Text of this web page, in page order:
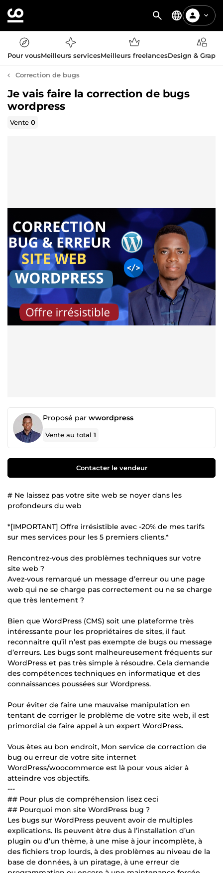
Pour vousMeilleurs servicesMeilleurs freelancesDesign &
Correction de bugs
Je vais faire la correction de bugs
wordpress
Vente0
Proposé par wwordpress
Vente au total1
Contacter le vendeur
# Ne laissez pas votre site web se noyer dans les
profondeurs du web
*[IMPORTANT] Offre irrésistible avec -20% de mes tarifs
sur mes services pour les 5 premiers clients.*
Rencontrez-vous des problèmes techniques sur votre
site web ?
Avez-vous remarqué un message d’erreur ou une page
web qui ne se charge pas correctement ou ne se charge
que très lentement ?
Bien que WordPress (CMS) soit une plateforme très
intéressante pour les propriétaires de sites, il faut
reconnaitre qu’il n’est pas exempte de bugs ou message
d’erreurs. Les bugs sont malheureusement fréquents sur
WordPress et pas très simple à résoudre. Cela demande
des compétences techniques en informatique et des
connaissances poussées sur Wordpress.
Pour éviter de faire une mauvaise manipulation en
tentant de corriger le problème de votre site web, il est
primordial de faire appel à un expert WordPress.
Vous ètes au bon endroit, Mon service de correction de
bug ou erreur de votre site internet
WordPress/woocommerce est là pour vous aider à
atteindre vos objectifs.
---
## Pour plus de compréhension lisez ceci
## Pourquoi mon site WordPress bug ?
Les bugs sur WordPress peuvent avoir de multiples
explications. Ils peuvent ètre dus à l’installation d’un
plugin ou d’un thème, à une mise à jour incomplète, à
des fichiers trop lourds, à des problèmes au niveau de la
base de données, à un piratage, à une erreur de